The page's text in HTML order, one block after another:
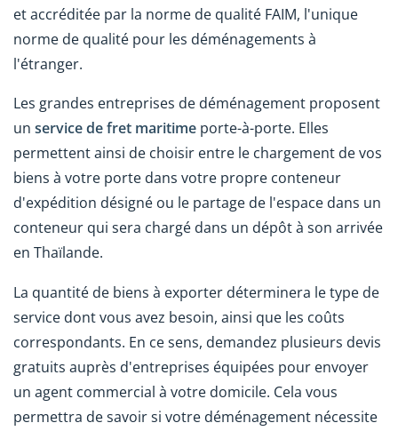
et accréditée par la norme de qualité FAIM, l'unique
norme de qualité pour les déménagements à
l'étranger.
Les grandes entreprises de déménagement proposent
un service de fret maritime porte-à-porte. Elles
permettent ainsi de choisir entre le chargement de vos
biens à votre porte dans votre propre conteneur
d'expédition désigné ou le partage de l'espace dans un
conteneur qui sera chargé dans un dépôt à son arrivée
en Thaïlande.
La quantité de biens à exporter déterminera le type de
service dont vous avez besoin, ainsi que les coûts
correspondants. En ce sens, demandez plusieurs devis
gratuits auprès d'entreprises équipées pour envoyer
un agent commercial à votre domicile. Cela vous
permettra de savoir si votre déménagement nécessite